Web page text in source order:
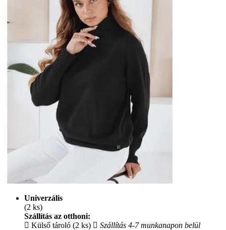
Univerzális
(2 ks)
Szállítás az otthoni:
Külső tároló (2 ks)
Szállítás 4-7 munkanapon belül